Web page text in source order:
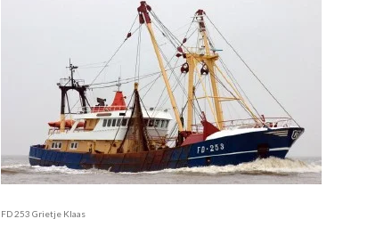
FD 253 Grietje Klaas